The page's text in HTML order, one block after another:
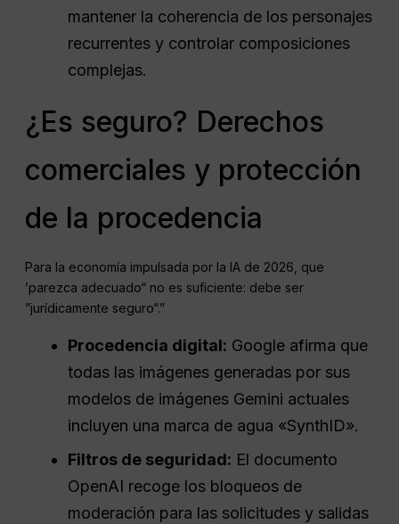
mantener la coherencia de los personajes
recurrentes y controlar composiciones
complejas.
¿Es seguro? Derechos
comerciales y protección
de la procedencia
Para la economía impulsada por la IA de 2026, que
’parezca adecuado“ no es suficiente: debe ser
”jurídicamente seguro“.”
Procedencia digital: Google afirma que
todas las imágenes generadas por sus
modelos de imágenes Gemini actuales
incluyen una marca de agua «SynthID».
Filtros de seguridad: El documento
OpenAI recoge los bloqueos de
moderación para las solicitudes y salidas